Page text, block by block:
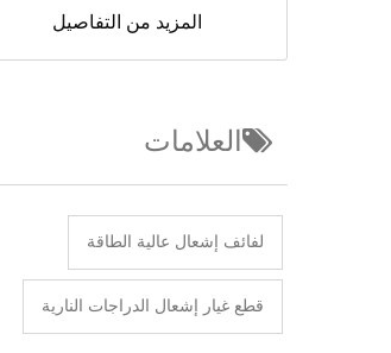
المزيد من التفاصيل
العلامات
لفائف إشعال عالية الطاقة
قطع غيار إشعال الدراجات النارية